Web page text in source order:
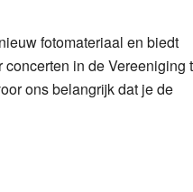
fotomateriaal en biedt
in de Vereeniging
ons belangrijk dat je de